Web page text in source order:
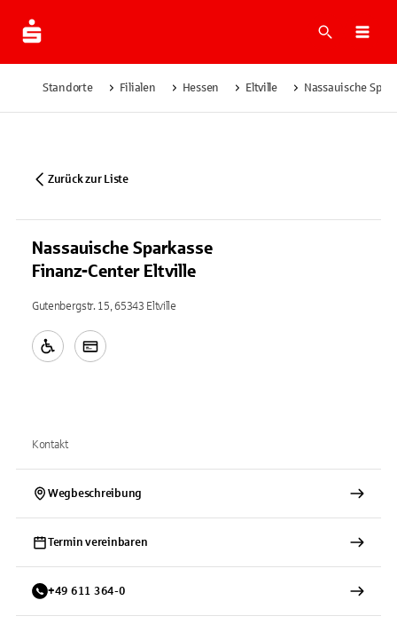
Suche
Standorte Filialen Hessen Eltville Nassauische
Zurück zur Liste
Nassauische Sparkasse
Finanz-Center Eltville
Gutenbergstr. 15, 65343 Eltville
Kontakt
Wegbeschreibung
Termin vereinbaren
+49 611 364-0